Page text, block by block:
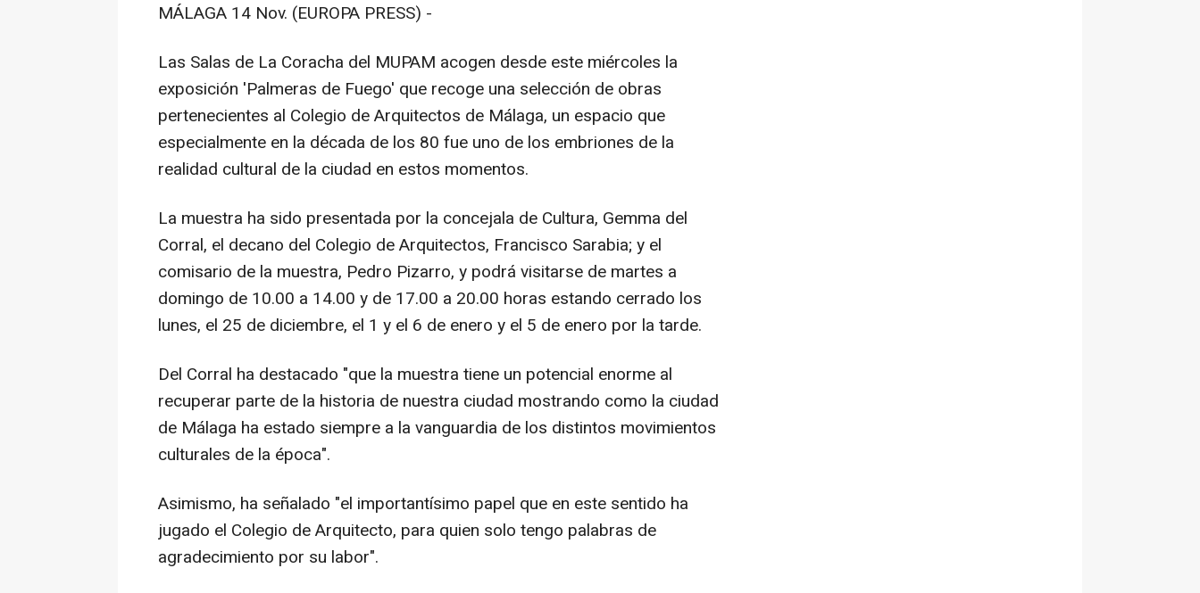
MÁLAGA 14 Nov. (EUROPA PRESS) -
Las Salas de La Coracha del MUPAM acogen desde este miércoles la
exposición 'Palmeras de Fuego' que recoge una selección de obras
pertenecientes al Colegio de Arquitectos de Málaga, un espacio que
especialmente en la década de los 80 fue uno de los embriones de la
realidad cultural de la ciudad en estos momentos.
La muestra ha sido presentada por la concejala de Cultura, Gemma del
Corral, el decano del Colegio de Arquitectos, Francisco Sarabia; y el
comisario de la muestra, Pedro Pizarro, y podrá visitarse de martes a
domingo de 10.00 a 14.00 y de 17.00 a 20.00 horas estando cerrado los
lunes, el 25 de diciembre, el 1 y el 6 de enero y el 5 de enero por la tarde.
Del Corral ha destacado "que la muestra tiene un potencial enorme al
recuperar parte de la historia de nuestra ciudad mostrando como la ciudad
de Málaga ha estado siempre a la vanguardia de los distintos movimientos
culturales de la época".
Asimismo, ha señalado "el importantísimo papel que en este sentido ha
jugado el Colegio de Arquitecto, para quien solo tengo palabras de
agradecimiento por su labor".